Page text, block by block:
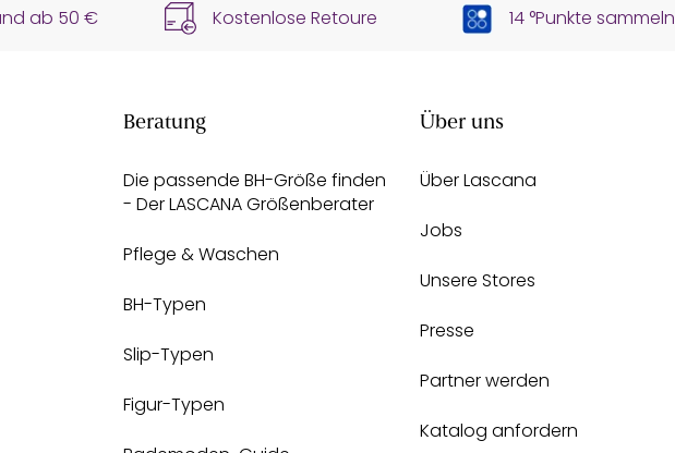
ab 50 € Kostenlose Retoure 14 °Punkte sammeln
Beratung
Die passende BH-Größe finden
- Der LASCANA Größenberater
Pflege & Waschen
BH-Typen
Slip-Typen
Figur-Typen
Über uns
Über Lascana
Jobs
Unsere Stores
Presse
Partner werden
Katalog anfordern